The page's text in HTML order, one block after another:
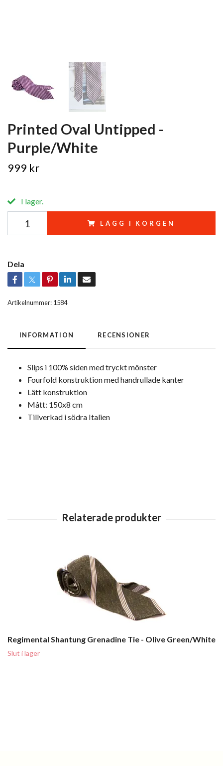
Printed Oval Untipped -
Purple/White
999 kr
I lager.
LÄGG I KORGEN
Dela
Artikelnummer: 1584
INFORMATION RECENSIONER
Slips i 100% siden med tryckt mönster
Fourfold konstruktion med handrullade kanter
Lätt konstruktion
Mått: 150x8 cm
Tillverkad i södra Italien
Regimental Shantung Grenadine Tie - Olive Green/White
Slut i lager